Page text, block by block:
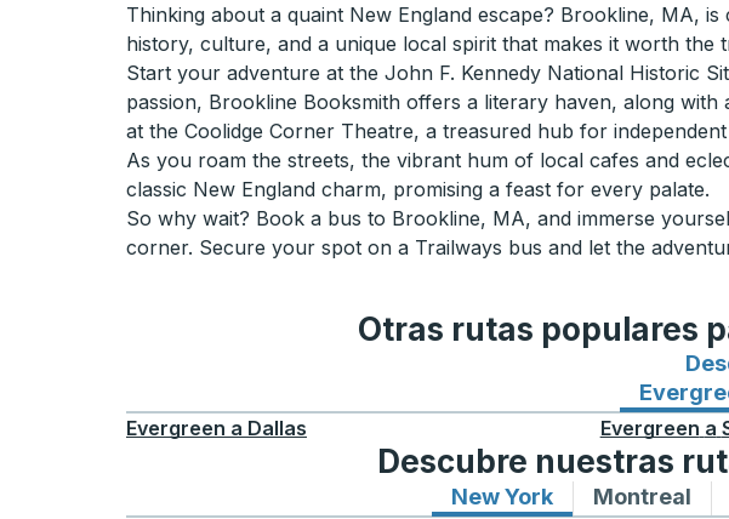
Thinking about a quaint New England escape? Brookline, MA,
history, culture, and a unique local spirit that makes it worth the
Start your adventure at the John F. Kennedy National Historic
passion, Brookline Booksmith offers a literary haven, along
at the Coolidge Corner Theatre, a treasured hub for
As you roam the streets, the vibrant hum of local cafes and
classic New England charm, promising a feast for every palate.
So why wait? Book a bus to Brookline, MA, and immerse
corner. Secure your spot on a Trailways bus and let the
Otras rutas populares
Rutas
Evergreen a Dallas Evergreen a
Descubre nuestras
New YorkRutas de
Montreal